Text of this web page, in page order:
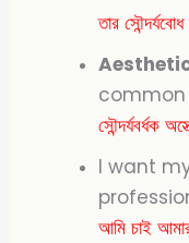
তার
সৌন্দর্যবর্ধক
I want
আমি চাই